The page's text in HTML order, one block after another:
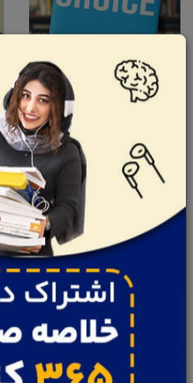
کتاب انتخاب عالی
نوشته: جیم کالینز
کتاب رهایی مالی
نوشته: گرانت ساباتیر